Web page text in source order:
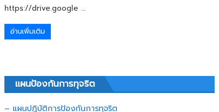
https://drive.google ...
อ่านเพิ่มเติม
แผนป้องกันการทุจริต
– แผนปฏิบัติการป้องกันการทุจริต